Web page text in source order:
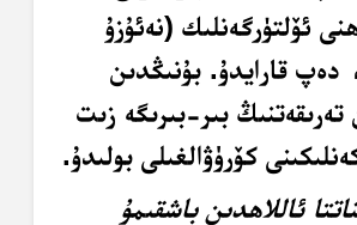
ئۆلتۈرگەنلىك (نەئۇزۇ
دەپ قارايدۇ. بۇنىڭدىن
بىر-بىرىگە زىت
كۆرۈۋالغىلى بولىدۇ.
ئاللاھدىن باشقىمۇ